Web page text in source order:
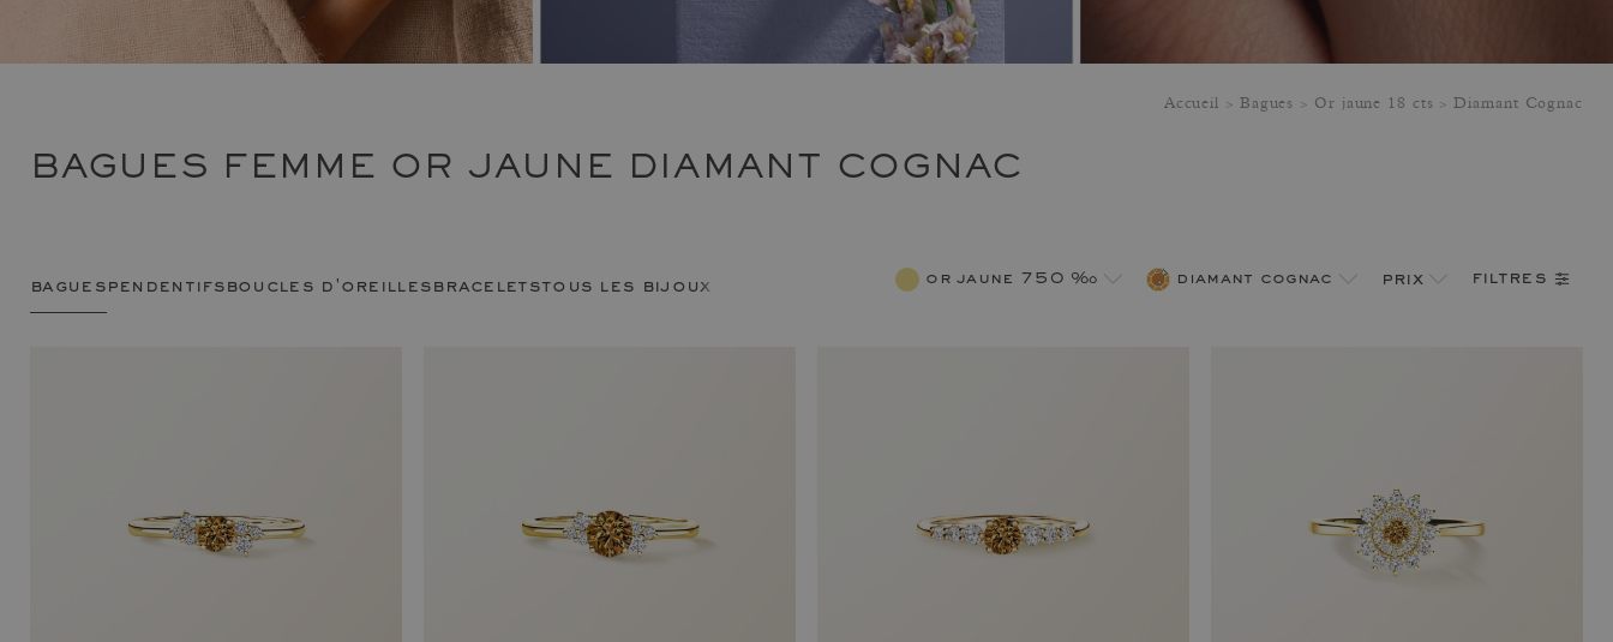
Accueil Bagues Or jaune 18 cts Diamant Cognac
BAGUES FEMME OR JAUNE DIAMANT COGNAC
bagues pendentifs boucles d'oreilles braceletstous les bijoux femme or jaune 750 ‰ diamant cognac prix filtres